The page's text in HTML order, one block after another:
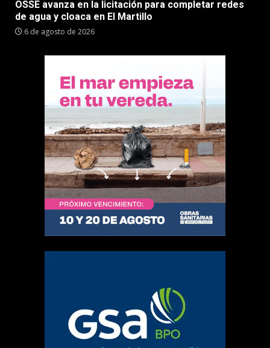
OSSE avanza en la licitación para completar redes
de agua y cloaca en El Martillo
6 de agosto de 2026